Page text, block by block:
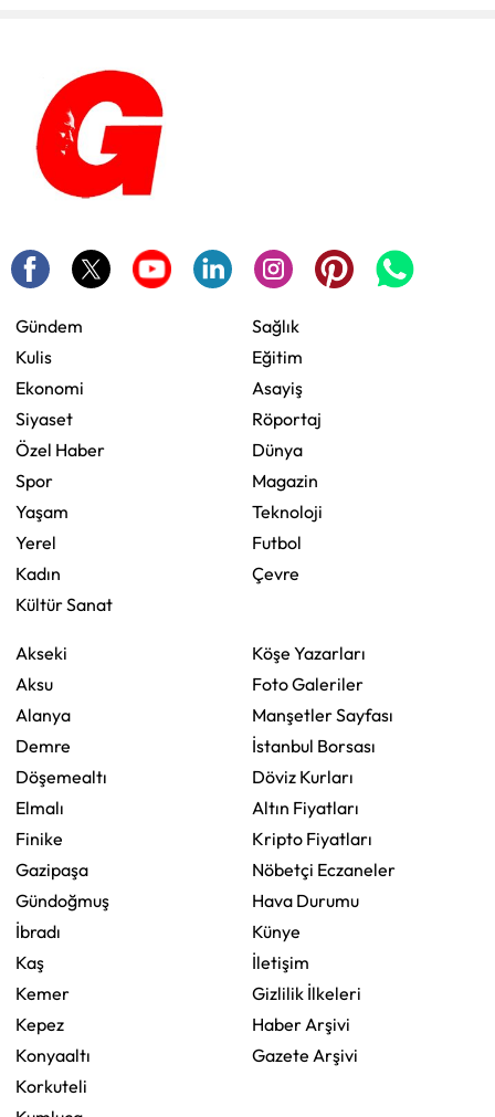
Gündem
Kulis
Ekonomi
Siyaset
Özel Haber
Spor
Yaşam
Yerel
Kadın
Kültür Sanat
Sağlık
Eğitim
Asayiş
Röportaj
Dünya
Magazin
Teknoloji
Futbol
Çevre
Akseki
Aksu
Alanya
Demre
Döşemealtı
Elmalı
Finike
Gazipaşa
Gündoğmuş
İbradı
Kaş
Kemer
Kepez
Konyaaltı
Korkuteli
Köşe Yazarları
Foto Galeriler
Manşetler Sayfası
İstanbul Borsası
Döviz Kurları
Altın Fiyatları
Kripto Fiyatları
Nöbetçi Eczaneler
Hava Durumu
Künye
İletişim
Gizlilik İlkeleri
Haber Arşivi
Gazete Arşivi